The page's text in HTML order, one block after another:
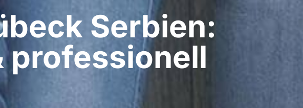
Serbien:
professionell​